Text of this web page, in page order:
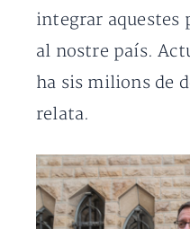
integrar aquestes
al nostre país.
ha sis milions de
relata.